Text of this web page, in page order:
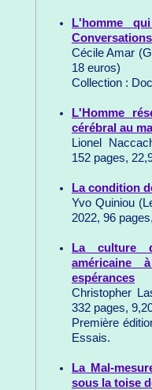
L'homme
Cécile Amar
18 euros)
Collection :
L'Homme
cérébral au
Lionel
152 pages,
La condition
Yvo Quiniou
2022, 96
La culture
espérances
Christopher
332 pages,
Première
Essais.
La Mal-
sous la toise